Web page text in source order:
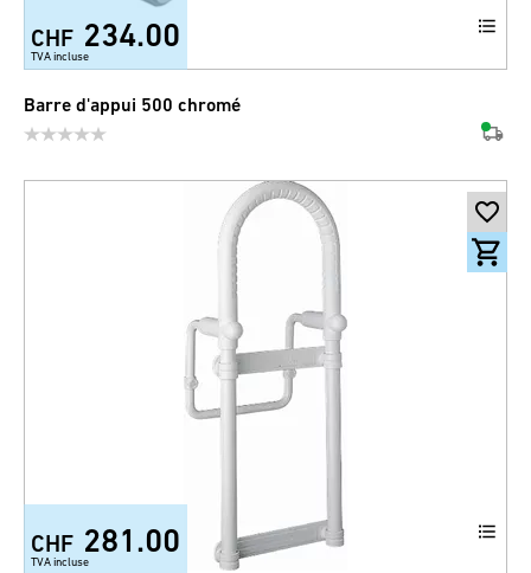
CHF 234.00
TVA incluse
Barre d'appui 500 chromé
CHF 281.00
TVA incluse